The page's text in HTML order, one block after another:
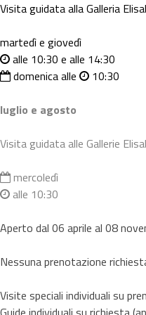
Visita guidata alla Galleria
martedì e giovedì
alle 10:30 e alle 14:30
domenica alle
10:30
luglio e agosto
Visita guidata alle Gallerie
mercoledì
alle 10:30
Aperto dal 06 aprile al 08
Nessuna prenotazione
Visite speciali individuali su